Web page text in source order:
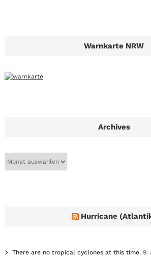
Warnkarte NRW
Archives
Hurricane
There are no tropical cyclones at this time. 9.